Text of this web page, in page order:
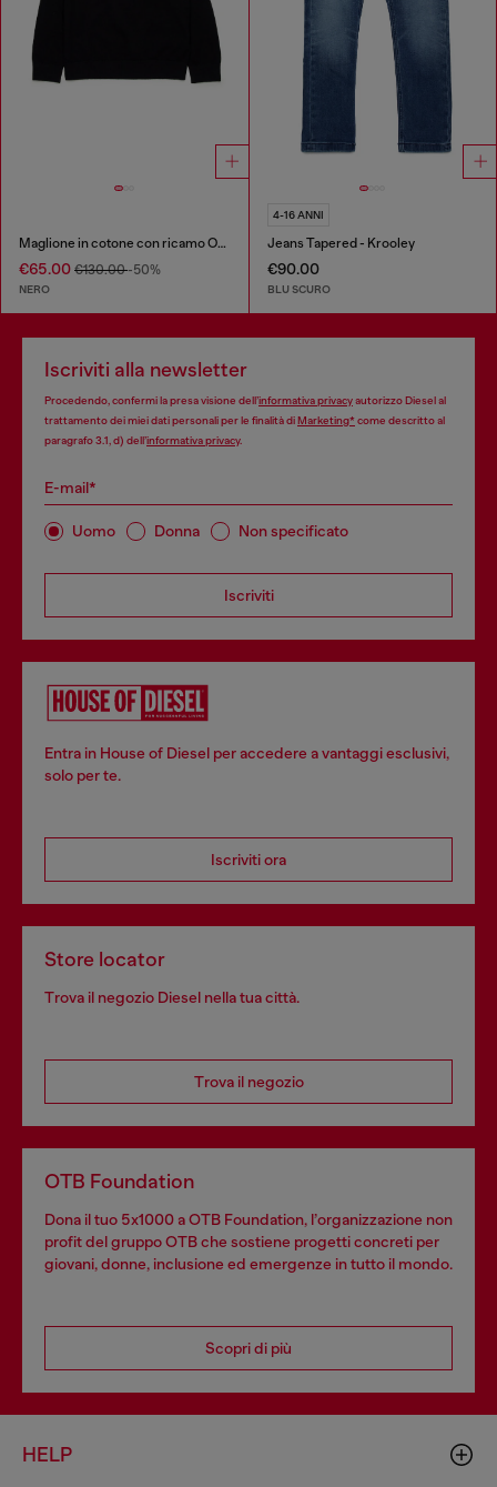
Maglione in cotone con ricamo Oval D
€65.00 €130.00-50%
NERO
4-16 ANNI
Jeans Tapered - Krooley
€90.00
BLU SCURO
Iscriviti alla newsletter
Procedendo, confermi la presa visione dell’informativa privacyautorizzo Diesel al
trattamento dei miei dati personali per le finalità diMarketing*come descritto al
paragrafo 3.1, d) dell’informativa privacy.
E-mail*
Uomo Donna Non specificato
Iscriviti
Entra in House of Diesel per accedere a vantaggi esclusivi,
solo per te.
Iscriviti ora
Store locator
Trova il negozio Diesel nella tua città.
Trova il negozio
OTB Foundation
Dona il tuo 5x1000 a OTB Foundation, l’organizzazione non
profit del gruppo OTB che sostiene progetti concreti per
giovani, donne, inclusione ed emergenze in tutto il mondo.
Scopri di più
HELP